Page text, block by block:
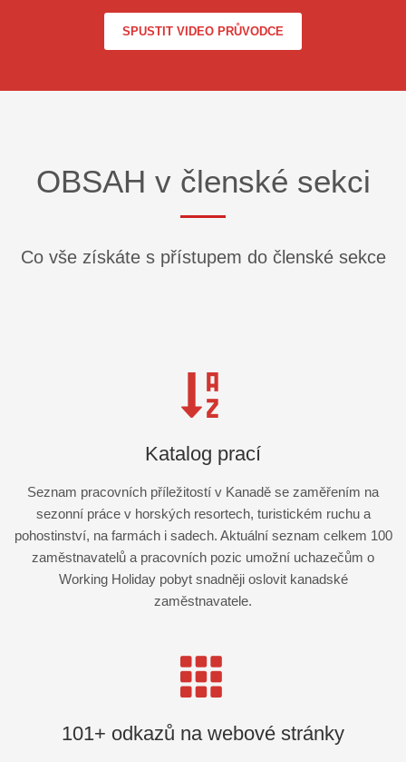
SPUSTIT VIDEO PRŮVODCE
OBSAH v členské sekci
Co vše získáte s přístupem do členské sekce
Katalog prací
Seznam pracovních příležitostí v Kanadě se zaměřením na
sezonní práce v horských resortech, turistickém ruchu a
pohostinství, na farmách i sadech. Aktuální seznam celkem 100
zaměstnavatelů a pracovních pozic umožní uchazečům o
Working Holiday pobyt snadněji oslovit kanadské
zaměstnavatele.
101+ odkazů na webové stránky